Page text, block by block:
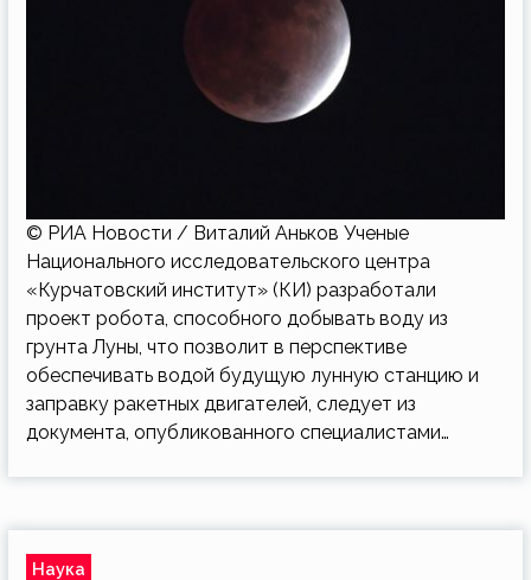
© РИА Новости / Виталий Аньков Ученые
Национального исследовательского центра
«Курчатовский институт» (КИ) разработали
проект робота, способного добывать воду из
грунта Луны, что позволит в перспективе
обеспечивать водой будущую лунную станцию и
заправку ракетных двигателей, следует из
документа, опубликованного специалистами…
Наука